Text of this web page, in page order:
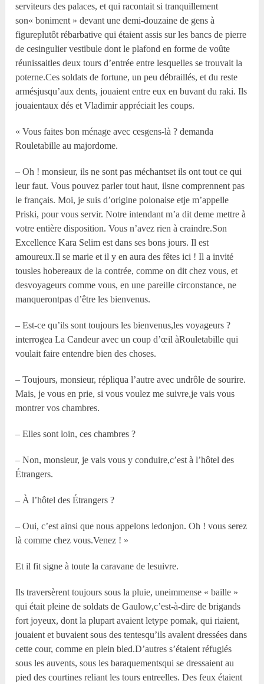
serviteurs des palaces, et qui racontait si tranquillement
son« boniment » devant une demi-douzaine de gens à
figureplutôt rébarbative qui étaient assis sur les bancs de pierre
de cesingulier vestibule dont le plafond en forme de voûte
réunissaitles deux tours d’entrée entre lesquelles se trouvait la
poterne.Ces soldats de fortune, un peu débraillés, et du reste
armésjusqu’aux dents, jouaient entre eux en buvant du raki. Ils
jouaientaux dés et Vladimir appréciait les coups.
« Vous faites bon ménage avec cesgens-là ? demanda
Rouletabille au majordome.
– Oh ! monsieur, ils ne sont pas méchantset ils ont tout ce qui
leur faut. Vous pouvez parler tout haut, ilsne comprennent pas
le français. Moi, je suis d’origine polonaise etje m’appelle
Priski, pour vous servir. Notre intendant m’a dit deme mettre à
votre entière disposition. Vous n’avez rien à craindre.Son
Excellence Kara Selim est dans ses bons jours. Il est
amoureux.Il se marie et il y en aura des fêtes ici ! Il a invité
tousles hobereaux de la contrée, comme on dit chez vous, et
desvoyageurs comme vous, en une pareille circonstance, ne
manquerontpas d’être les bienvenus.
– Est-ce qu’ils sont toujours les bienvenus,les voyageurs ?
interrogea La Candeur avec un coup d’œil àRouletabille qui
voulait faire entendre bien des choses.
– Toujours, monsieur, répliqua l’autre avec undrôle de sourire.
Mais, je vous en prie, si vous voulez me suivre,je vais vous
montrer vos chambres.
– Elles sont loin, ces chambres ?
– Non, monsieur, je vais vous y conduire,c’est à l’hôtel des
Étrangers.
– À l’hôtel des Étrangers ?
– Oui, c’est ainsi que nous appelons ledonjon. Oh ! vous serez
là comme chez vous.Venez ! »
Et il fit signe à toute la caravane de lesuivre.
Ils traversèrent toujours sous la pluie, uneimmense « baille »
qui était pleine de soldats de Gaulow,c’est-à-dire de brigands
fort joyeux, dont la plupart avaient letype pomak, qui riaient,
jouaient et buvaient sous des tentesqu’ils avalent dressées dans
cette cour, comme en plein bled.D’autres s’étaient réfugiés
sous les auvents, sous les baraquementsqui se dressaient au
pied des courtines reliant les tours entreelles. Des feux étaient